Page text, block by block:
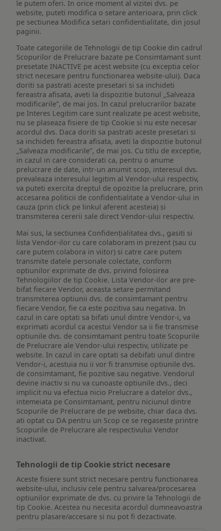
le putem oferi. In orice moment al vizitei dvs. pe
website, puteti modifica o setare anterioara, prin click
pe sectiunea Modifica setari confidentialitate, din josul
paginii.
Toate categoriile de Tehnologii de tip Cookie din cadrul
Scopurilor de Prelucrare bazate pe Consimtamant sunt
presetate INACTIVE pe acest website (cu exceptia celor
strict necesare pentru functionarea website-ului). Daca
doriti sa pastrati aceste presetari si sa inchideti
fereastra afisata, aveti la dispozitie butonul „Salveaza
modificarile”, de mai jos. In cazul prelucrarilor bazate
pe Interes Legitim care sunt realizate pe acest website,
nu se plaseaza fisiere de tip Cookie si nu este necesar
acordul dvs. Daca doriti sa pastrati aceste presetari si
sa inchideti fereastra afisata, aveti la dispozitie butonul
„Salveaza modificarile”, de mai jos. Cu titlu de exceptie,
in cazul in care considerati ca, pentru o anume
prelucrare de date, intr-un anumit scop, interesul dvs.
prevaleaza interesului legitim al Vendor-ului respectiv,
va puteti exercita dreptul de opozitie la prelucrare, prin
accesarea politicii de confidentialitate a Vendor-ului in
cauza (prin click pe linkul aferent acesteia) si
transmiterea cererii sale direct Vendor-ului respectiv.
Mai sus, la sectiunea Confidențialitatea dvs., gasiti si
lista Vendor-ilor cu care colaboram in prezent (sau cu
care putem colabora in viitor) si catre care putem
transmite datele personale colectate, conform
optiunilor exprimate de dvs. privind folosirea
Tehnologiilor de tip Cookie. Lista Vendor-ilor are pre-
bifat fiecare Vendor, aceasta setare permitand
transmiterea optiunii dvs. de consimtamant pentru
fiecare Vendor, fie ca este pozitiva sau negativa. In
cazul in care optati sa bifati unul dintre Vendor-i, va
exprimati acordul ca acestui Vendor sa ii fie transmise
optiunile dvs. de consimtamant pentru toate Scopurile
de Prelucrare ale Vendor-ului respectiv, utilizate pe
website. In cazul in care optati sa debifati unul dintre
Vendor-i, acestuia nu ii vor fi transmise optiunile dvs.
de consimtamant, fie pozitive sau negative. Vendorul
devine inactiv si nu va cunoaste optiunile dvs., deci
implicit nu va efectua nicio Prelucrare a datelor dvs.,
intemeiata pe Consimtamant, pentru niciunul dintre
Scopurile de Prelucrare de pe website, chiar daca dvs.
ati optat cu DA pentru un Scop ce se regaseste printre
Scopurile de Prelucrare ale respectivului Vendor
inactivat.
Tehnologii de tip Cookie strict necesare
Aceste fisiere sunt strict necesare pentru functionarea
website-ului, inclusiv cele pentru salvarea/procesarea
optiunilor exprimate de dvs. cu privire la Tehnologii de
tip Cookie. Acestea nu necesita acordul dumneavoastra
pentru plasare/accesare si nu pot fi dezactivate.